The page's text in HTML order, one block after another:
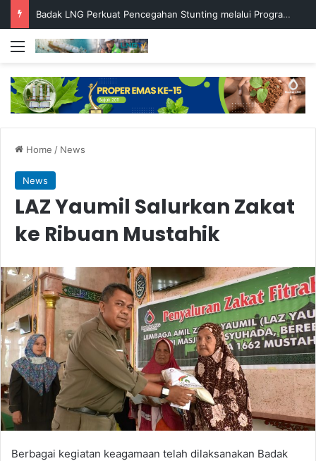
Badak LNG Perkuat Pencegahan Stunting melalui Program Akar Ranting
Menu
Home / News
News
LAZ Yaumil Salurkan Zakat
ke Ribuan Mustahik
Berbagai kegiatan keagamaan telah dilaksanakan Badak